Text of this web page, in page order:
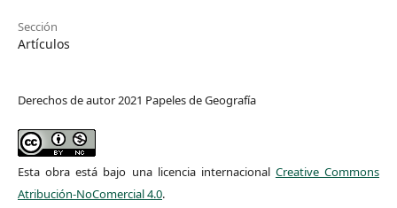
Sección
Artículos
Derechos de autor 2021 Papeles de Geografía
Esta obra está bajo una licencia internacional Creative Commons
Atribución-NoComercial 4.0.